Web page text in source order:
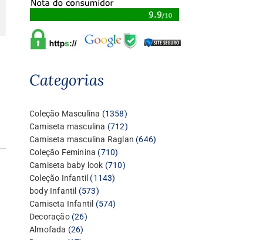
Categorias
Coleção Masculina 13581358
produtos
Camiseta masculina 712712
produtos
Camiseta masculina Raglan 646646
Coleção Feminina 710710
produtos
Camiseta baby look 710710
Coleção Infantil 11431143
body Infantil 573573
produtos
Camiseta Infantil 574574
Decoração 2626
Almofada 2626